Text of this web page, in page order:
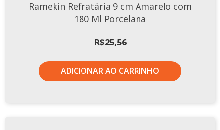
Ramekin Refratária 9 cm Amarelo com
180 Ml Porcelana
R$25,56
ADICIONAR AO CARRINHO